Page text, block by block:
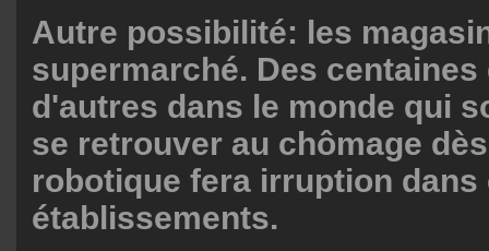
Autre possibilité: les
supermarché. Des
d'autres dans le monde qui
se retrouver au chômage
robotique fera irruption dans
établissements.